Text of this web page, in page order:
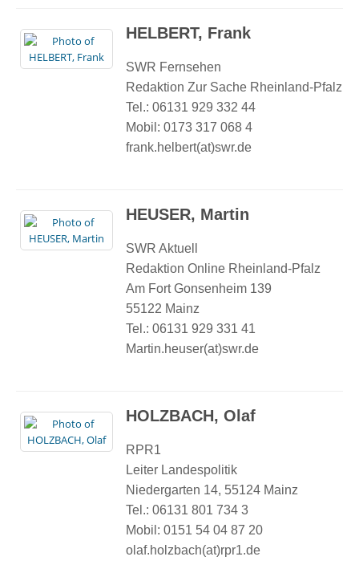
HELBERT, Frank
SWR Fernsehen
Redaktion Zur Sache Rheinland-Pfalz
Tel.: 06131 929 332 44
Mobil: 0173 317 068 4
frank.helbert(at)swr.de
HEUSER, Martin
SWR Aktuell
Redaktion Online Rheinland-Pfalz
Am Fort Gonsenheim 139
55122 Mainz
Tel.: 06131 929 331 41
Martin.heuser(at)swr.de
HOLZBACH, Olaf
RPR1
Leiter Landespolitik
Niedergarten 14, 55124 Mainz
Tel.: 06131 801 734 3
Mobil: 0151 54 04 87 20
olaf.holzbach(at)rpr1.de